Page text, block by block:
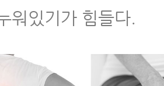
고요?
크 급성기에 운동으로
운동을 해야 하는 시기
워있기가 힘들다.